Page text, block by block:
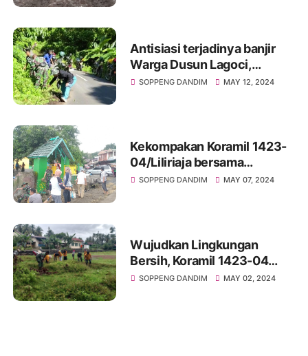
Antisiasi terjadinya banjir
Warga Dusun Lagoci,
bersama Koramil 04/Liliriaja
SOPPENG DANDIM MAY 12, 2024
Kekompakan Koramil 1423-
04/Liliriaja bersama
Forkopimcam dan
SOPPENG DANDIM MAY 07, 2024
Wujudkan Lingkungan
Bersih, Koramil 1423-04
Lilriaja gelar Kerja Bakti
SOPPENG DANDIM MAY 02, 2024